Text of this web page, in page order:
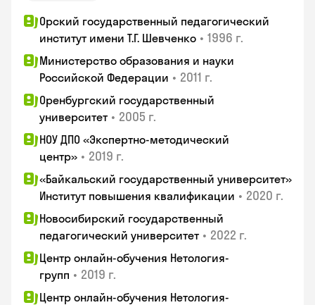
Орский государственный педагогический
институт имени Т.Г. Шевченко • 1996 г.
Министерство образования и науки
Российской Федерации • 2011 г.
Оренбургский государственный
университет • 2005 г.
НОУ ДПО «Экспертно-методический
центр» • 2019 г.
«Байкальский государственный университет»
Институт повышения квалификации • 2020 г.
Новосибирский государственный
педагогический университет • 2022 г.
Центр онлайн-обучения Нетология-
групп • 2019 г.
Центр онлайн-обучения Нетология-